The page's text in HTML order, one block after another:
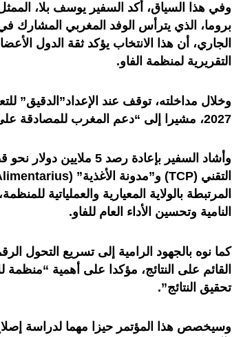
وفي هذا السياق، أكد السفير يوسف بلا،
الجاري، أن هذا الانتخاب يؤكد ثقة الدول
التقريرية لمنظمة الفاو.
2027، مشيرا إلى “دعم المغرب للمصادقة على هذه التعديلات”.
وأشاد السفير بإعادة رصد
المرتبطة بالولاية المعيارية والعملياتية
النامية وتحسين الأداء العام للفاو.
كما نوه بالجهود الرامية إلى تسريع التحول
القائم على النتائج، مؤكدا على أهمية “منظمة
تحقيق النتائج”.
وسيخصص هذا المؤتمر حيزا مهما لدراسة